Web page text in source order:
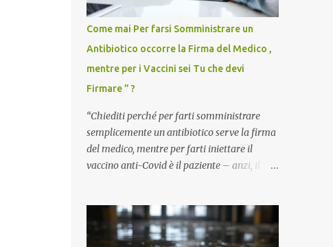
Come mai Per farsi Somministrare un
Antibiotico occorre la Firma del Medico ,
mentre per i Vaccini sei Tu che devi
Firmare ” ?
“Chiediti perché per farti somministrare
semplicemente un antibiotico serve la firma
del medico, mentre per farti iniettare il
vaccino anti-Covid è il paziente – anzi, il
domanda tanto semplice quanto devastante
quella posta dal dottor Andrea Stramezzi,